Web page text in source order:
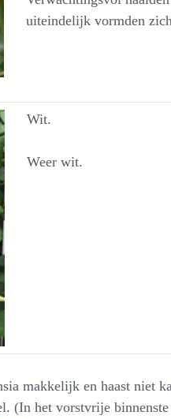
uiteindelijk vormden
Wit.
Weer wit.
makkelijk en haast niet
(In het vorstvrije